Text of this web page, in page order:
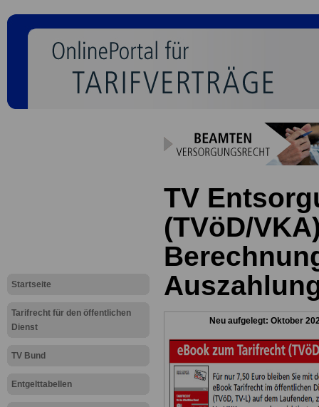
Startseite
Tarifrecht für den öffentlichen
Dienst
TV Bund
Entgelttabellen
TV
(TVöD/
Neu aufgelegt: Oktober